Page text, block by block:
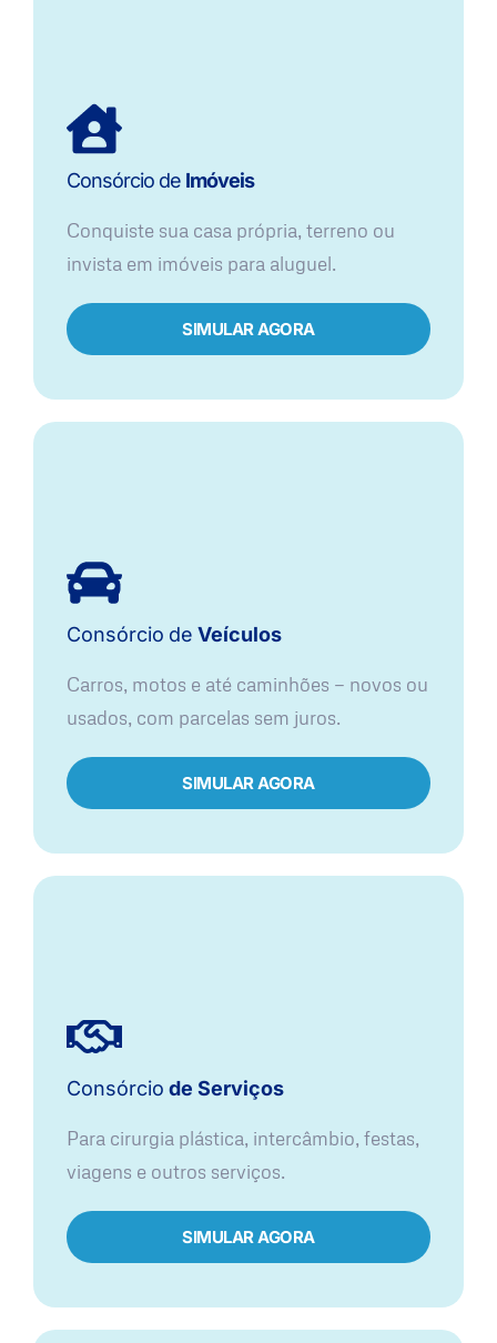
Consórcio de Imóveis
Conquiste sua casa própria, terreno ou
invista em imóveis para aluguel.
SIMULAR AGORA​
Consórcio de Veículos
Carros, motos e até caminhões — novos ou
usados, com parcelas sem juros.
SIMULAR AGORA
Consórcio de Serviços
Para cirurgia plástica, intercâmbio, festas,
viagens e outros serviços.
SIMULAR AGORA